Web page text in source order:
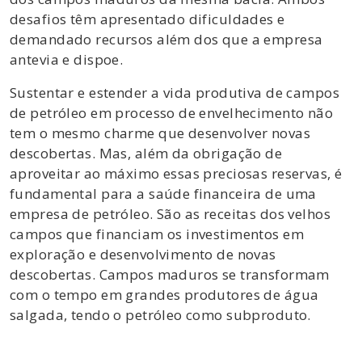
desafios têm apresentado dificuldades e
demandado recursos além dos que a empresa
antevia e dispoe.
Sustentar e estender a vida produtiva de campos
de petróleo em processo de envelhecimento não
tem o mesmo charme que desenvolver novas
descobertas. Mas, além da obrigação de
aproveitar ao máximo essas preciosas reservas, é
fundamental para a saúde financeira de uma
empresa de petróleo. São as receitas dos velhos
campos que financiam os investimentos em
exploração e desenvolvimento de novas
descobertas. Campos maduros se transformam
com o tempo em grandes produtores de água
salgada, tendo o petróleo como subproduto.